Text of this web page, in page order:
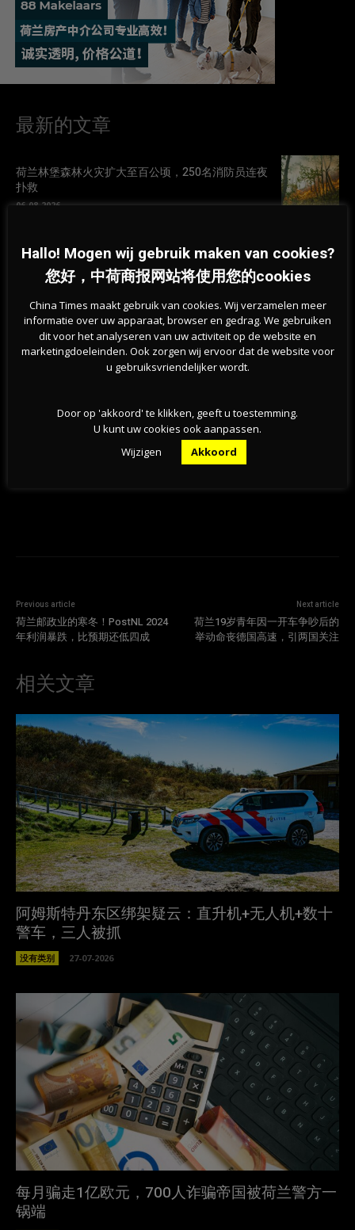
最新的文章
荷兰林堡森林火灾扩大至百公顷，250名消防员连夜
扑救
06-08-2026
荷兰天然泳区水质恶化，超百处游泳地点发布健康
警告
05-08-2026
为何荷兰越来越多房屋出现裂缝？地基问题波及50
万栋建筑
请公众参与投票
Previous article
荷兰邮政业的寒冬！PostNL 2024
年利润暴跌，比预期还低四成
Next article
荷兰19岁青年因一开车争吵后的
举动命丧德国高速，引两国关注
相关文章
阿姆斯特丹东区绑架疑云：直升机+无人机+数十
警车，三人被抓
没有类别 27-07-2026
每月骗走1亿欧元，700人诈骗帝国被荷兰警方一
锅端
Hallo! Mogen wij gebruik maken van cookies?
您好，中荷商报网站将使用您的cookies
China Times maakt gebruik van cookies. Wij verzamelen meer
informatie over uw apparaat, browser en gedrag. We gebruiken
dit voor het analyseren van uw activiteit op de website en
marketingdoeleinden. Ook zorgen wij ervoor dat de website voor
u gebruiksvriendelijker wordt.
Door op 'akkoord' te klikken, geeft u toestemming.
U kunt uw cookies ook aanpassen.
Wijzigen
Akkoord